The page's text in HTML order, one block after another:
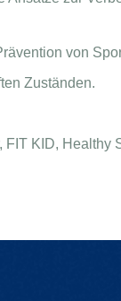
von
Zuständen.
KID, Healthy